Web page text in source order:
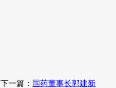
下一篇： 国药董事长郭建新